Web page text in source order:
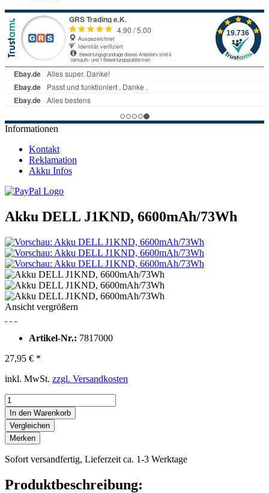
Informationen
Kontakt
Reklamation
Akku Infos
Akku DELL J1KND, 6600mAh/73Wh
Ansicht vergrößern
Artikel-Nr.: 7817000
27,95 € *
inkl. MwSt. zzgl. Versandkosten
In den Warenkorb
Vergleichen
Merken
Sofort versandfertig, Lieferzeit ca. 1-3 Werktage
Produktbeschreibung: